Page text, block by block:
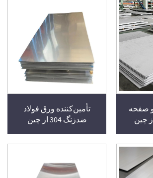
و صفحه
چین
تأمین‌کننده ورق فولاد
ضدزنگ 304 از چین